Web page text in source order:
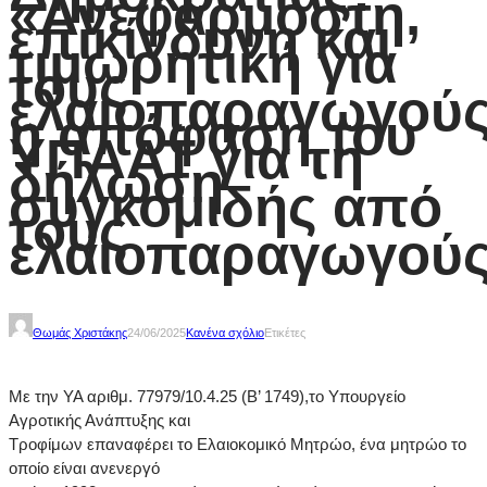
«Ανεφάρμοστη,
επικίνδυνη και
τιμωρητική για
τους
η απόφαση του
ΥΠΑΑΤ για τη
δήλωση
συγκομιδής από
τους
Θωμάς Χριστάκης24/06/2025Κανένα σχόλιοΕτικέτες
Με την ΥΑ αριθμ. 77979/10.4.25 (Β’ 1749),το Υπουργείο
Αγροτικής Ανάπτυξης και
Τροφίμων επαναφέρει το Ελαιοκομικό Μητρώο, ένα μητρώο το
οποίο είναι ανενεργό